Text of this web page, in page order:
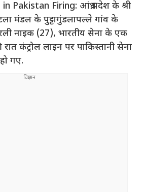
Pakistan Firing: आंध्र प्रदेश के श्री
मंडल के पुट्टागुंडलापल्ले गांव के
नाइक (27), भारतीय सेना के एक
कंट्रोल लाइन पर पाकिस्तानी सेना
गए.